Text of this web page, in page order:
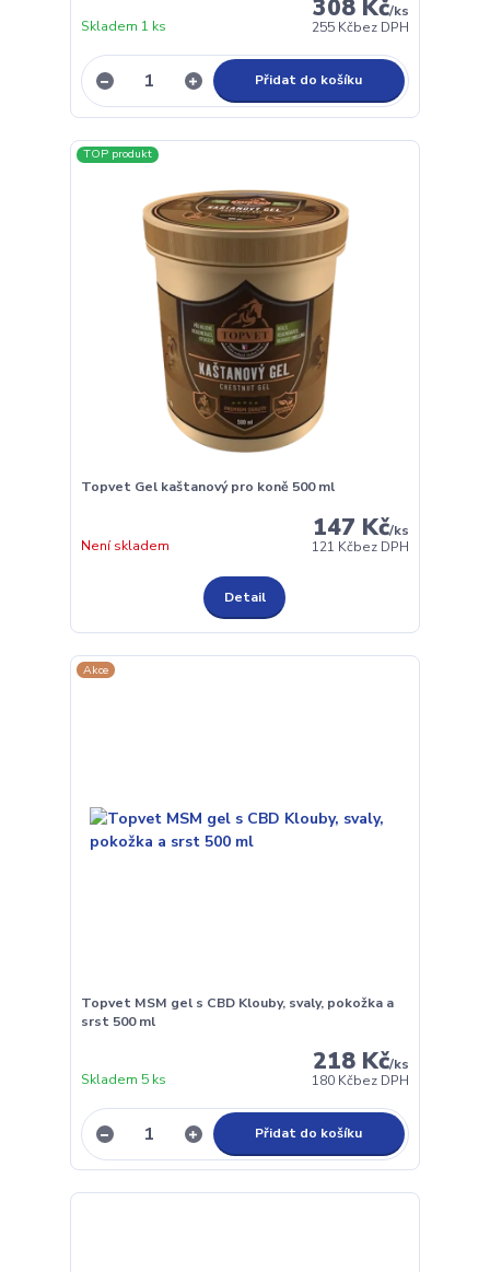
308 Kč/ks
255 Kčbez DPH
Skladem 1 ks
Přidat do košíku
TOP produkt
Topvet Gel kaštanový pro koně 500 ml
147 Kč/ks
121 Kčbez DPH
Není skladem
Detail
Akce
Topvet MSM gel s CBD Klouby, svaly, pokožka a
srst 500 ml
218 Kč/ks
180 Kčbez DPH
Skladem 5 ks
Přidat do košíku